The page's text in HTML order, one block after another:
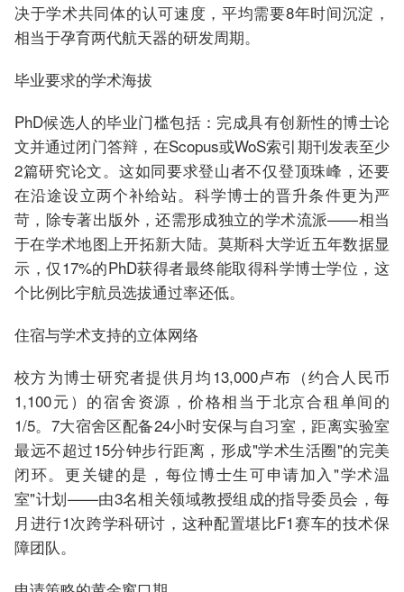
决于学术共同体的认可速度，平均需要8年时间沉淀，
相当于孕育两代航天器的研发周期。
毕业要求的学术海拔
PhD候选人的毕业门槛包括：完成具有创新性的博士论
文并通过闭门答辩，在Scopus或WoS索引期刊发表至少
2篇研究论文。这如同要求登山者不仅登顶珠峰，还要
在沿途设立两个补给站。科学博士的晋升条件更为严
苛，除专著出版外，还需形成独立的学术流派——相当
于在学术地图上开拓新大陆。莫斯科大学近五年数据显
示，仅17%的PhD获得者最终能取得科学博士学位，这
个比例比宇航员选拔通过率还低。
住宿与学术支持的立体网络
校方为博士研究者提供月均13,000卢布（约合人民币
1,100元）的宿舍资源，价格相当于北京合租单间的
1/5。7大宿舍区配备24小时安保与自习室，距离实验室
最远不超过15分钟步行距离，形成"学术生活圈"的完美
闭环。更关键的是，每位博士生可申请加入"学术温
室"计划——由3名相关领域教授组成的指导委员会，每
月进行1次跨学科研讨，这种配置堪比F1赛车的技术保
障团队。